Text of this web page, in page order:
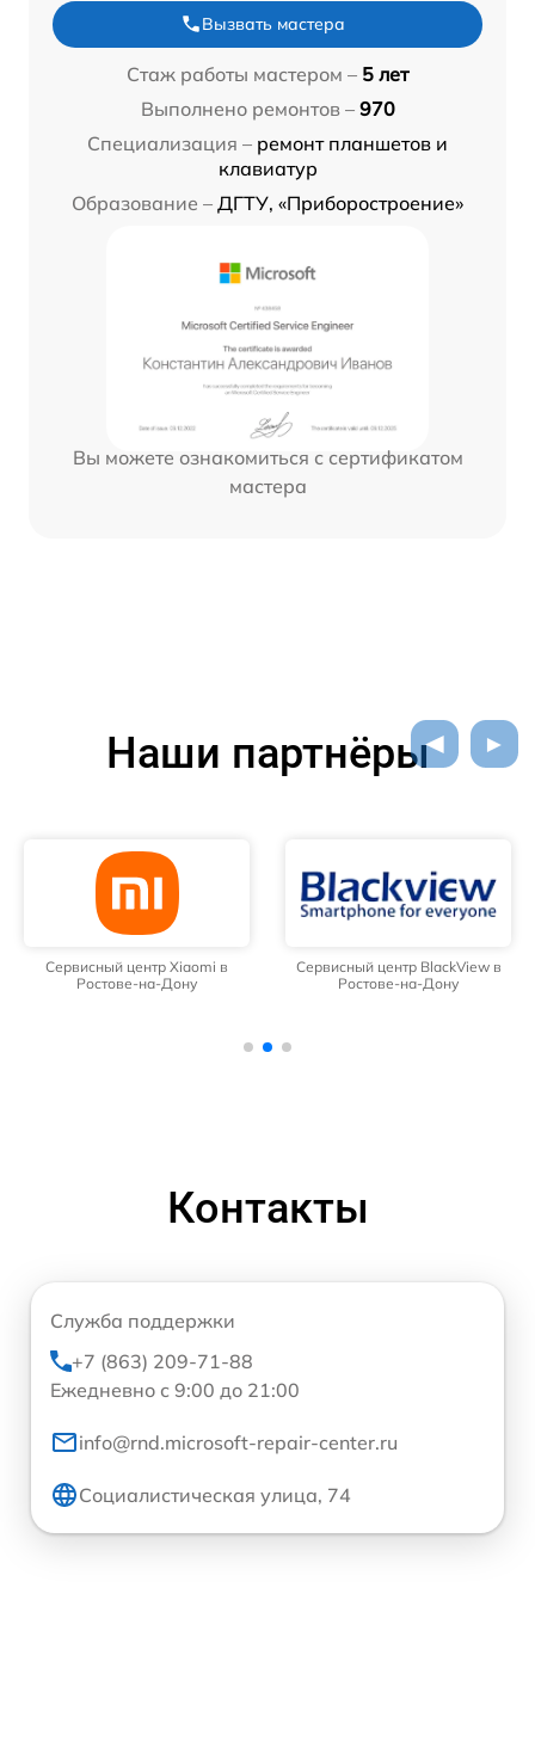
Вызвать мастера
Стаж работы мастером – 5 лет
Выполнено ремонтов – 970
Специализация – ремонт планшетов и
клавиатур
Образование – ДГТУ, «Приборостроение»
Вы можете ознакомиться с сертификатом
мастера
Наши партнёры
Сервисный центр Xiaomi в
Ростове-на-Дону
Сервисный центр BlackView в
Ростове-на-Дону
Контакты
Служба поддержки
+7 (863) 209-71-88
Ежедневно с 9:00 до 21:00
info@rnd.microsoft-repair-center.ru
Социалистическая улица, 74